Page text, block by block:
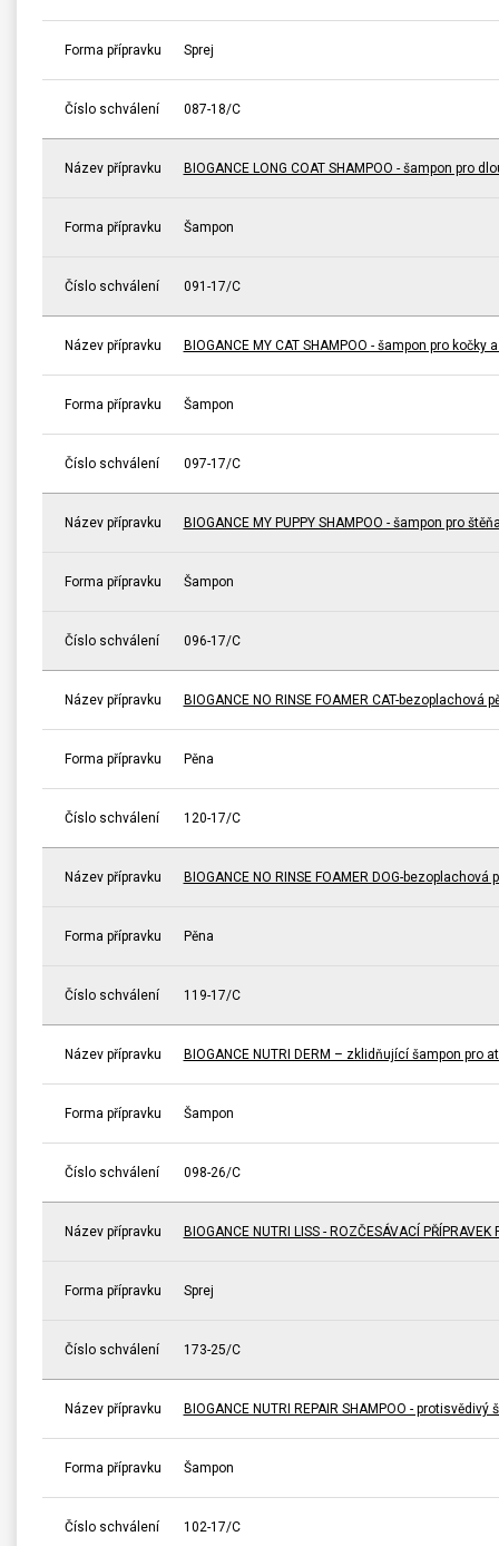
Forma přípravku Sprej
Číslo schválení 087-18/C
Název přípravku BIOGANCE LONG COAT SHAMPOO - šampon pro
Forma přípravku Šampon
Číslo schválení 091-17/C
Název přípravku BIOGANCE MY CAT SHAMPOO - šampon pro kočky
Forma přípravku Šampon
Číslo schválení 097-17/C
Název přípravku BIOGANCE MY PUPPY SHAMPOO - šampon pro
Forma přípravku Šampon
Číslo schválení 096-17/C
Název přípravku BIOGANCE NO RINSE FOAMER CAT-bezoplachová
Forma přípravku Pěna
Číslo schválení 120-17/C
Název přípravku BIOGANCE NO RINSE FOAMER DOG-bezoplachová
Forma přípravku Pěna
Číslo schválení 119-17/C
Název přípravku BIOGANCE NUTRI DERM – zklidňující šampon pro
Forma přípravku Šampon
Číslo schválení 098-26/C
Název přípravku BIOGANCE NUTRI LISS - ROZČESÁVACÍ PŘÍPRAVEK
Forma přípravku Sprej
Číslo schválení 173-25/C
Název přípravku BIOGANCE NUTRI REPAIR SHAMPOO - protisvědivý
Forma přípravku Šampon
Číslo schválení 102-17/C